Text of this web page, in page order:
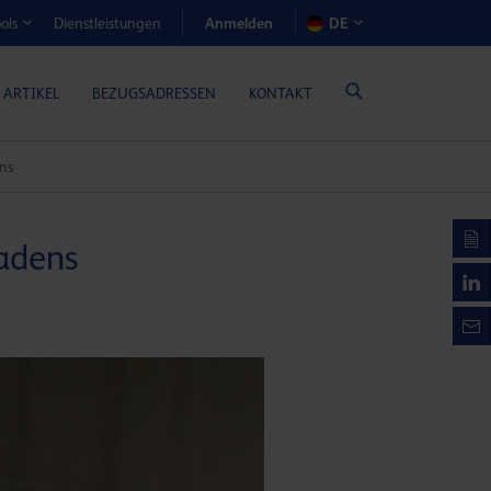
Dienstleistungen Anmelden DE
BEZUGSADRESSEN KONTAKT